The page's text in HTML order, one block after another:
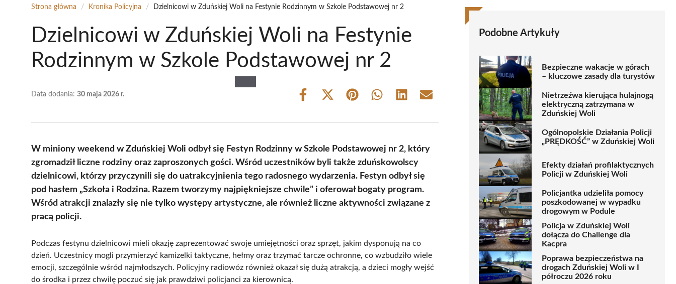
Strona główna / Kronika Policyjna / Dzielnicowi w Zduńskiej Woli na Festynie Rodzinnym w Szkole Podstawowej nr 2
Dzielnicowi w Zduńskiej Woli na Festynie
Rodzinnym w Szkole Podstawowej nr 2
Data dodania: 30 maja 2026 r.
Share
Share
(Twitter)
Share Share Share Share
W miniony weekend w Zduńskiej Woli odbył się Festyn Rodzinny w Szkole Podstawowej nr 2, który
zgromadził liczne rodziny oraz zaproszonych gości. Wśród uczestników byli także zduńskowolscy
dzielnicowi, którzy przyczynili się do uatrakcyjnienia tego radosnego wydarzenia. Festyn odbył się
pod hasłem „Szkoła i Rodzina. Razem tworzymy najpiękniejsze chwile” i oferował bogaty program.
Wśród atrakcji znalazły się nie tylko występy artystyczne, ale również liczne aktywności związane z
pracą policji.
Podczas festynu dzielnicowi mieli okazję zaprezentować swoje umiejętności oraz sprzęt, jakim dysponują na co
dzień. Uczestnicy mogli przymierzyć kamizelki taktyczne, hełmy oraz trzymać tarcze ochronne, co wzbudziło wiele
emocji, szczególnie wśród najmłodszych. Policyjny radiowóz również okazał się dużą atrakcją, a dzieci mogły wejść
do środka i przez chwilę poczuć się jak prawdziwi policjanci za kierownicą.
Podobne Artykuły
Bezpieczne wakacje w górach
– kluczowe zasady dla turystów
Nietrzeźwa kierująca hulajnogą
elektryczną zatrzymana w
Zduńskiej Woli
Ogólnopolskie Działania Policji
„PRĘDKOŚĆ” w Zduńskiej Woli
Efekty działań profilaktycznych
Policji w Zduńskiej Woli
Policjantka udzieliła pomocy
poszkodowanej w wypadku
drogowym w Podule
Policja w Zduńskiej Woli
dołącza do Challenge dla
Kacpra
Poprawa bezpieczeństwa na
drogach Zduńskiej Woli w I
półroczu 2026 roku